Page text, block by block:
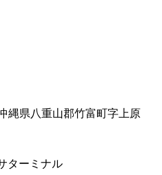
縄県八重山郡竹富町字上原
ターミナル